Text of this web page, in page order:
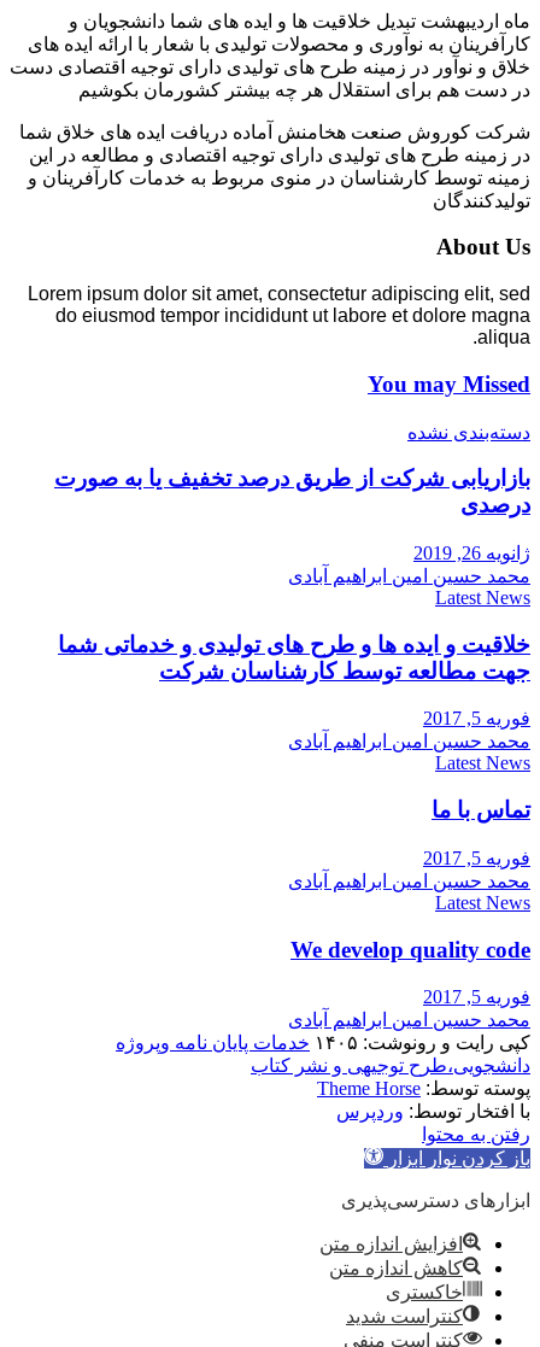
ماه اردیبهشت تبدیل خلاقیت ها و ایده های شما دانشجویان و
کارآفرینان به نوآوری و محصولات تولیدی با شعار با ارائه ایده های
خلاق و نوآور در زمینه طرح های تولیدی دارای توجیه اقتصادی دست
در دست هم برای استقلال هر چه بیشتر کشورمان بکوشیم
شرکت کوروش صنعت هخامنش آماده دریافت ایده های خلاق شما
در زمینه طرح های تولیدی دارای توجیه اقتصادی و مطالعه در این
زمینه توسط کارشناسان در منوی مربوط به خدمات کارآفرینان و
تولیدکنندگان
About Us
Lorem ipsum dolor sit amet, consectetur adipiscing elit, sed
do eiusmod tempor incididunt ut labore et dolore magna
aliqua.
You may Missed
دسته‌بندی نشده
بازاریابی شرکت از طریق درصد تخفیف یا به صورت
درصدی
ژانویه 26, 2019
محمد حسین امین ابراهیم آبادی
Latest News
خلاقیت و ایده ها و طرح های تولیدی و خدماتی شما
جهت مطالعه توسط کارشناسان شرکت
فوریه 5, 2017
محمد حسین امین ابراهیم آبادی
Latest News
تماس با ما
فوریه 5, 2017
محمد حسین امین ابراهیم آبادی
Latest News
We develop quality code
فوریه 5, 2017
محمد حسین امین ابراهیم آبادی
کپی رایت و رونوشت: ۱۴۰۵
خدمات پایان نامه وپروژه
دانشجویی،طرح توجیهی و نشر کتاب
پوسته توسط: Theme Horse
با افتخار توسط: وردپرس
رفتن به محتوا
باز کردن نوار ابزار
ابزارهای دسترسی‌پذیری
افزایش اندازه متن
کاهش اندازه متن
خاکستری
کنتراست شدید
کنتراست منفی